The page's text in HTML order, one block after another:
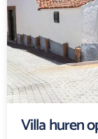
Villa huren